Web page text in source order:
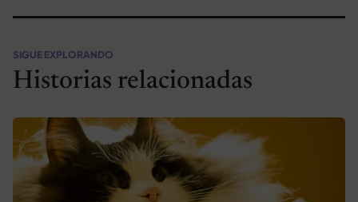
SIGUE EXPLORANDO
Historias relacionadas